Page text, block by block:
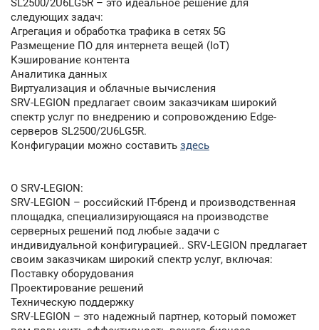
SL2500/2U6LG5R – это идеальное решение для
следующих задач:
Агрегация и обработка трафика в сетях 5G
Размещение ПО для интернета вещей (IoT)
Кэширование контента
Аналитика данных
Виртуализация и облачные вычисления
SRV-LEGION предлагает своим заказчикам широкий
спектр услуг по внедрению и сопровождению Edge-
серверов SL2500/2U6LG5R.
Конфигурации можно составить здесь
О SRV-LEGION:
SRV-LEGION – российский IT-бренд и производственная
площадка, специализирующаяся на производстве
серверных решений под любые задачи с
индивидуальной конфигурацией.. SRV-LEGION предлагает
своим заказчикам широкий спектр услуг, включая:
Поставку оборудования
Проектирование решений
Техническую поддержку
SRV-LEGION – это надежный партнер, который поможет